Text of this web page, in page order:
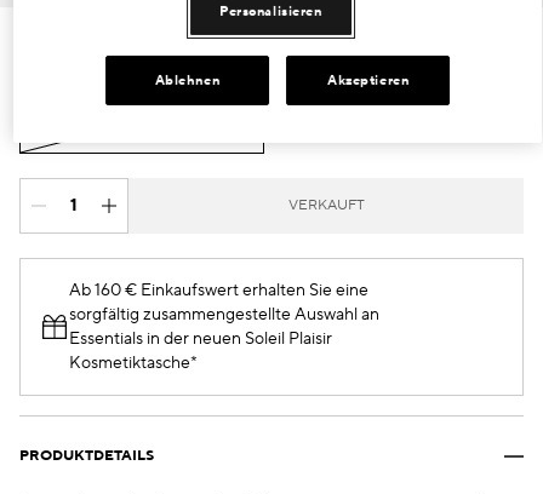
VERKAUFT
Ab 160 € Einkaufswert erhalten Sie eine
sorgfältig zusammengestellte Auswahl an
Essentials in der neuen Soleil Plaisir
Kosmetiktasche*
PRODUKTDETAILS
Personalisieren
Ablehnen Akzeptieren